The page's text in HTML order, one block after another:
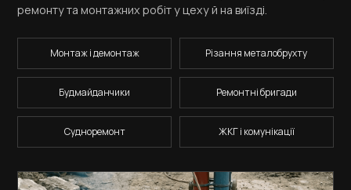
ремонту та монтажних робіт у цеху й на виїзді.
Монтаж і демонтаж Різання металобрухту
Будмайданчики Ремонтні бригади
Судноремонт ЖКГ і комунікації